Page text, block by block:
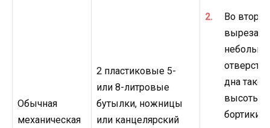
Обычная
механическая
2 пластиковые 5-
или 8-литровые
бутылки, ножницы
или канцелярский
Во
вырезать
дна
высоты,
бортики